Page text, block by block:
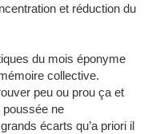
et réduction du
du mois éponyme
collective.
peu ou prou ça et
ne
écarts qu’a priori il